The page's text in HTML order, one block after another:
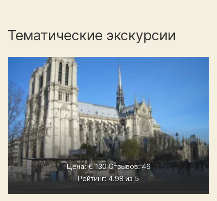
Тематические экскурсии
Цена: € 130 Отзывов: 46
Рейтинг: 4.98 из 5